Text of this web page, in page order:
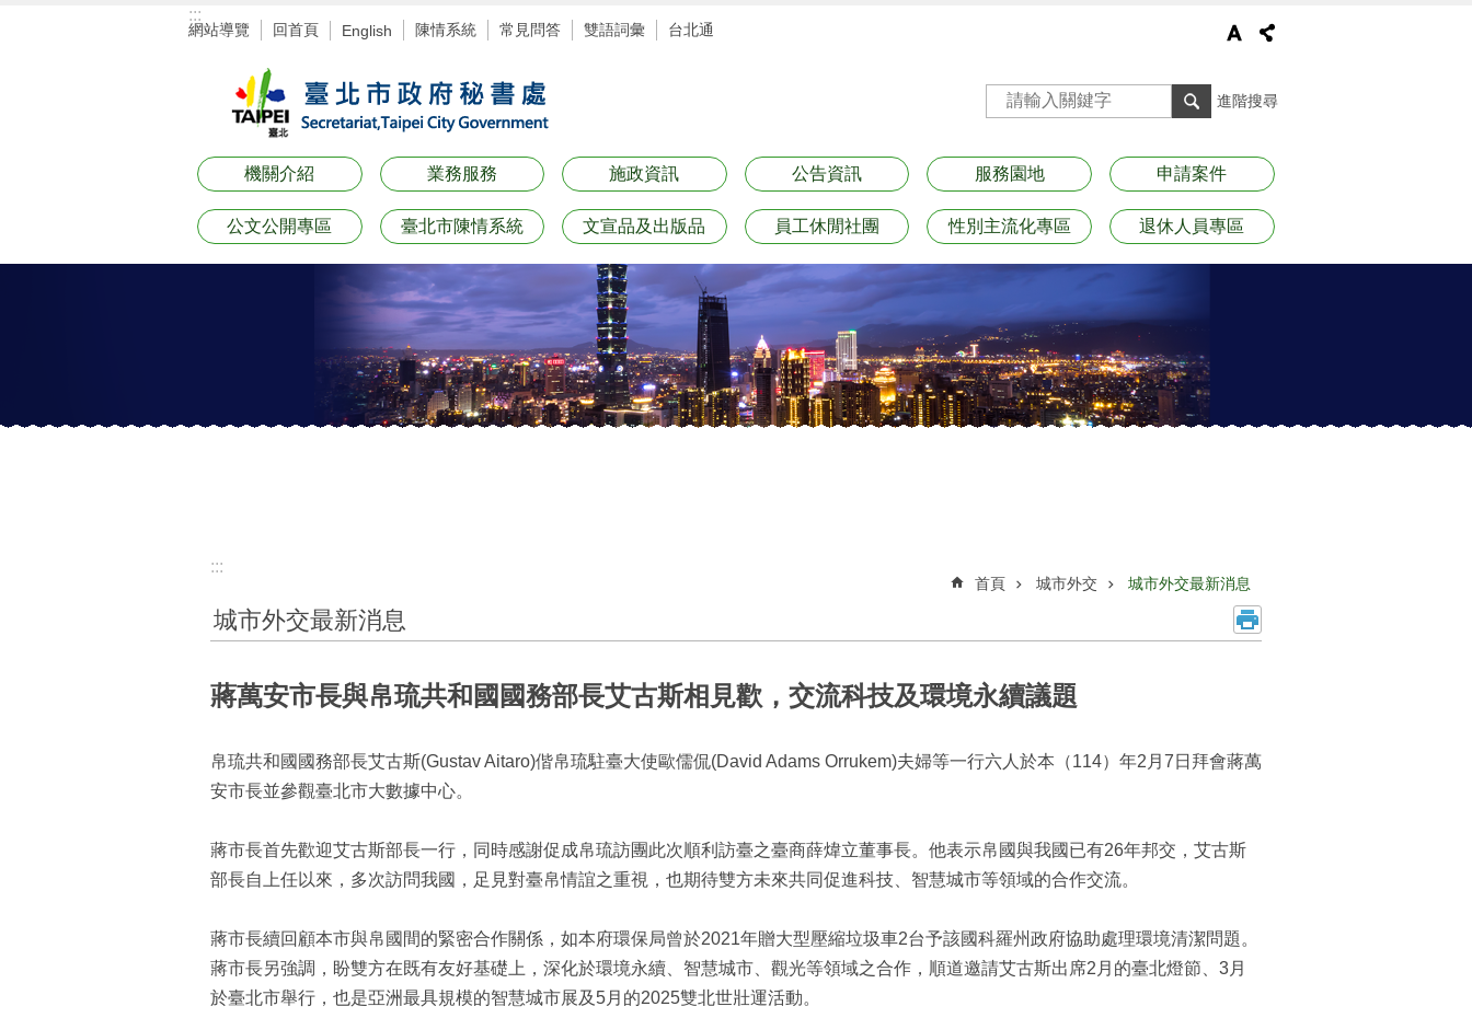
:::
網站導覽 回首頁 English 陳情系統 常見問答 雙語詞彙 台北通
進階搜尋
機關介紹 業務服務 施政資訊 公告資訊 服務園地 申請案件
公文公開專區 臺北市陳情系統 文宣品及出版品 員工休閒社團 性別主流化專區 退休人員專區
:::
首頁 城市外交 城市外交最新消息
城市外交最新消息
蔣萬安市長與帛琉共和國國務部長艾古斯相見歡，交流科技及環境永續議題
帛琉共和國國務部長艾古斯(Gustav Aitaro)偕帛琉駐臺大使歐儒侃(David Adams Orrukem)夫婦等一行六人於本（114）年2月7日拜會蔣萬
安市長並參觀臺北市大數據中心。
蔣市長首先歡迎艾古斯部長一行，同時感謝促成帛琉訪團此次順利訪臺之臺商薛煒立董事長。他表示帛國與我國已有26年邦交，艾古斯
部長自上任以來，多次訪問我國，足見對臺帛情誼之重視，也期待雙方未來共同促進科技、智慧城市等領域的合作交流。
蔣市長續回顧本市與帛國間的緊密合作關係，如本府環保局曾於2021年贈大型壓縮垃圾車2台予該國科羅州政府協助處理環境清潔問題。
蔣市長另強調，盼雙方在既有友好基礎上，深化於環境永續、智慧城市、觀光等領域之合作，順道邀請艾古斯出席2月的臺北燈節、3月
於臺北市舉行，也是亞洲最具規模的智慧城市展及5月的2025雙北世壯運活動。